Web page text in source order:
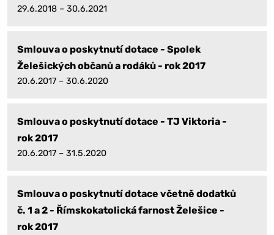
29.6.2018 – 30.6.2021
Smlouva o poskytnutí dotace - Spolek
Želešických občanů a rodáků - rok 2017
20.6.2017 – 30.6.2020
Smlouva o poskytnutí dotace - TJ Viktoria -
rok 2017
20.6.2017 – 31.5.2020
Smlouva o poskytnutí dotace včetně dodatků
č. 1 a 2 - Římskokatolická farnost Želešice -
rok 2017